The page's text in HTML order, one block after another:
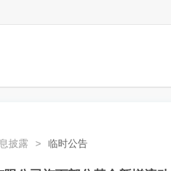
披露 > 临时公告